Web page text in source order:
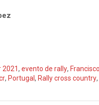
2021, evento de rally,
, Portugal , Rally cross country,